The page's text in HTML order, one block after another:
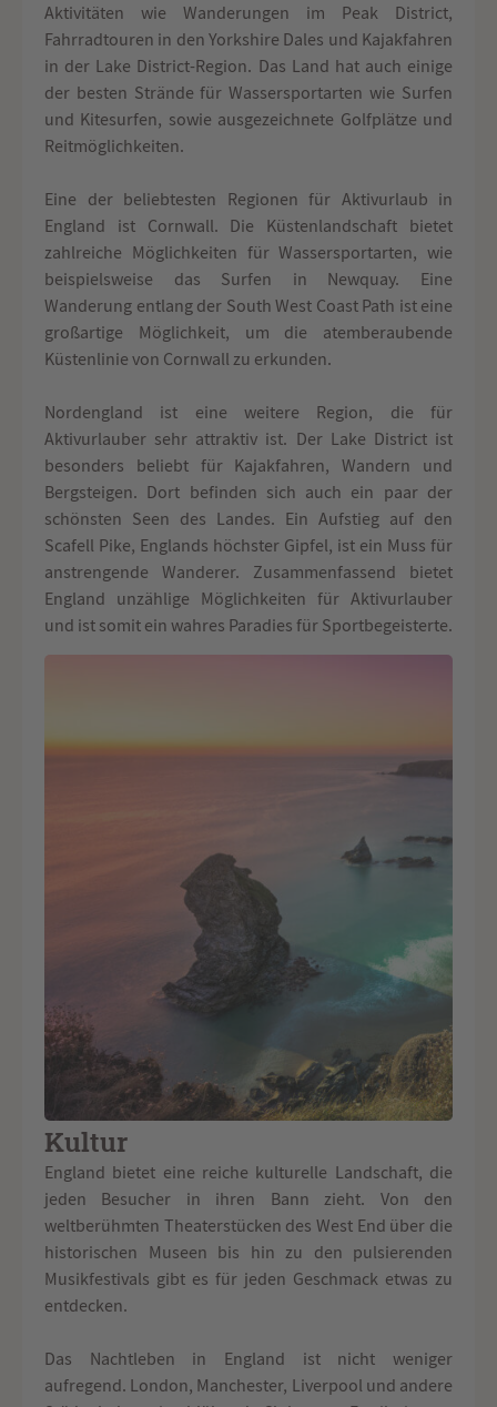
Aktivitäten wie Wanderungen im Peak District,
Fahrradtouren in den Yorkshire Dales und Kajakfahren
in der Lake District-Region. Das Land hat auch einige
der besten Strände für Wassersportarten wie Surfen
und Kitesurfen, sowie ausgezeichnete Golfplätze und
Reitmöglichkeiten.
Eine der beliebtesten Regionen für Aktivurlaub in
England ist Cornwall. Die Küstenlandschaft bietet
zahlreiche Möglichkeiten für Wassersportarten, wie
beispielsweise das Surfen in Newquay. Eine
Wanderung entlang der South West Coast Path ist eine
großartige Möglichkeit, um die atemberaubende
Küstenlinie von Cornwall zu erkunden.
Nordengland ist eine weitere Region, die für
Aktivurlauber sehr attraktiv ist. Der Lake District ist
besonders beliebt für Kajakfahren, Wandern und
Bergsteigen. Dort befinden sich auch ein paar der
schönsten Seen des Landes. Ein Aufstieg auf den
Scafell Pike, Englands höchster Gipfel, ist ein Muss für
anstrengende Wanderer. Zusammenfassend bietet
England unzählige Möglichkeiten für Aktivurlauber
und ist somit ein wahres Paradies für Sportbegeisterte.
Kultur
England bietet eine reiche kulturelle Landschaft, die
jeden Besucher in ihren Bann zieht. Von den
weltberühmten Theaterstücken des West End über die
historischen Museen bis hin zu den pulsierenden
Musikfestivals gibt es für jeden Geschmack etwas zu
entdecken.
Das Nachtleben in England ist nicht weniger
aufregend. London, Manchester, Liverpool und andere